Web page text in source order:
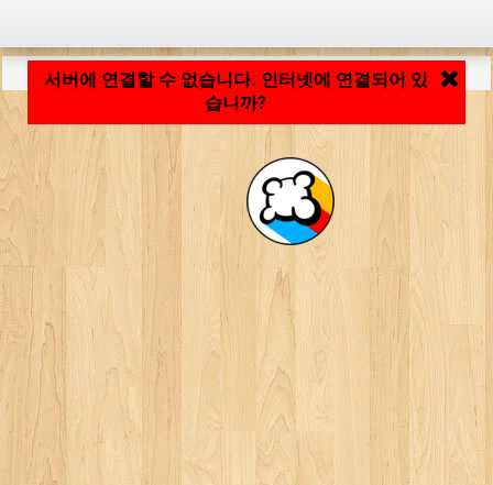
서버에 연결할 수 없습니다. 인터넷에 연결되어 있
습니까?
응용 프로그램 로딩 중... ...